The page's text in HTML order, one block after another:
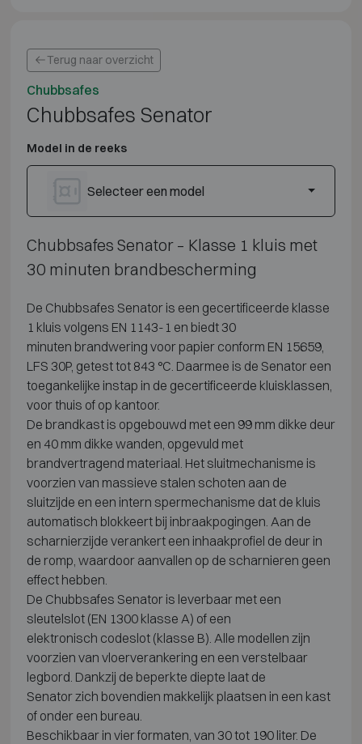
Terug naar overzicht
Chubbsafes
Chubbsafes Senator
Model in de reeks
Selecteer een model
Chubbsafes Senator – Klasse 1 kluis met
30 minuten brandbescherming
De Chubbsafes Senator is een gecertificeerde klasse
1 kluis volgens EN 1143-1 en biedt 30
minuten brandwering voor papier conform EN 15659,
LFS 30P, getest tot 843 °C. Daarmee is de Senator een
toegankelijke instap in de gecertificeerde kluisklassen,
voor thuis of op kantoor.
De brandkast is opgebouwd met een 99 mm dikke deur
en 40 mm dikke wanden, opgevuld met
brandvertragend materiaal. Het sluitmechanisme is
voorzien van massieve stalen schoten aan de
sluitzijde en een intern spermechanisme dat de kluis
automatisch blokkeert bij inbraakpogingen. Aan de
scharnierzijde verankert een inhaakprofiel de deur in
de romp, waardoor aanvallen op de scharnieren geen
effect hebben.
De Chubbsafes Senator is leverbaar met een
sleutelslot (EN 1300 klasse A) of een
elektronisch codeslot (klasse B). Alle modellen zijn
voorzien van vloerverankering en een verstelbaar
legbord. Dankzij de beperkte diepte laat de
Senatorzich bovendien makkelijk plaatsen in een kast
of onder een bureau.
Beschikbaar in vier formaten, van 30 tot 190 liter. De